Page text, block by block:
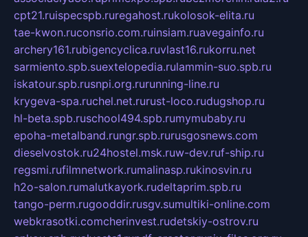
cpt21.ruispecspb.ruregahost.rukolosok-elita.ru
tae-kwon.ruconsrio.com.ruinsiam.ruavegainfo.ru
archery161.rubigencyclica.ruvlast16.rukorru.net
sarmiento.spb.suextelopedia.rulammin-suo.spb.ru
iskatour.spb.rusnpi.org.rurunning-line.ru
krygeva-spa.ruchel.net.rurust-loco.rudugshop.ru
hl-beta.spb.ruschool494.spb.rumymubaby.ru
epoha-metalband.rungr.spb.rurusgosnews.com
dieselvostok.ru24hostel.msk.ruw-dev.ruf-ship.ru
regsmi.rufilmnetwork.rumalinasp.rukinosvin.ru
h2o-salon.rumalutkayork.rudeltaprim.spb.ru
tango-perm.rugooddir.rusgv.sumultiki-online.com
webkrasotki.comcherinvest.rudetskiy-ostrov.ru